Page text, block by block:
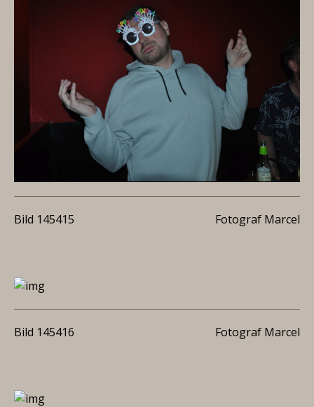
Bild 145415 Fotograf Marcel
Bild 145416 Fotograf Marcel